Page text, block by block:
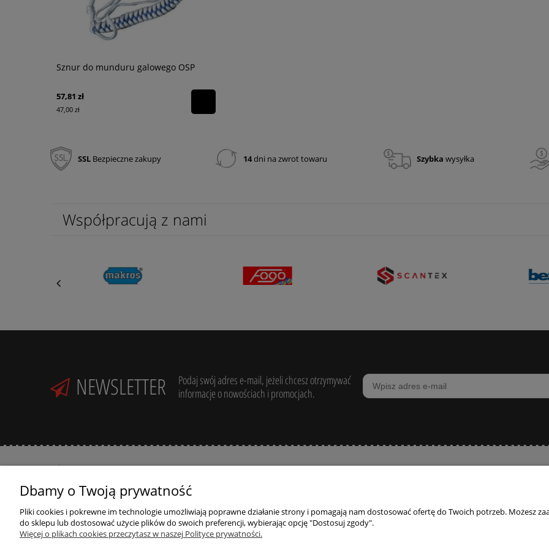
Sznur do munduru galowego OSP
57,81 zł
47,00 zł
SSL Bezpieczne zakupy 14dni na zwrot towaru Szybka wysyłka
Współpracują z nami
NEWSLETTER
Podaj swój adres e-mail, jeżeli chcesz otrzymywać
informacje o nowościach i promocjach.
Potrzebujesz pomocy? Zadzwoń:
+48 789 205 305
Regulaminy
Regulamin Konkursu
Zasady zwrotów i
reklamacji
Twoje zamówienia
Dbamy o Twoją prywatność
Pliki cookies i pokrewne im technologie umożliwiają poprawne działanie strony i pomagają nam dostosować ofertę do Twoich potrzeb. Możesz
do sklepu lub dostosować użycie plików do swoich preferencji, wybierając opcję "Dostosuj zgody".
Więcej o plikach cookies przeczytasz w naszej Polityce prywatności.